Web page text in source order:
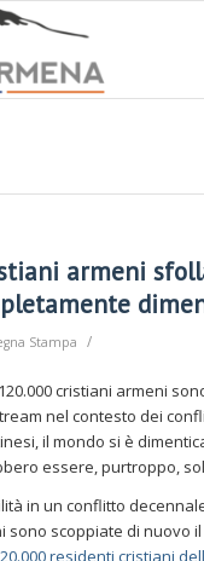
armeni
Stampa /
cristiani armeni
nel contesto dei
il mondo si è
essere, purtroppo,
in un conflitto
sono scoppiate di nuovo
residenti cristiani